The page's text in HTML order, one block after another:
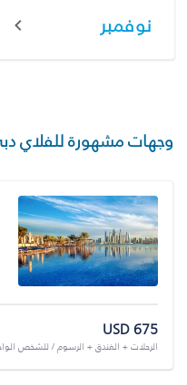
نوفمبر
وجهات مشهورة للفلاي
USD 675
الرحلات + الفندق + الرسوم / للشخص